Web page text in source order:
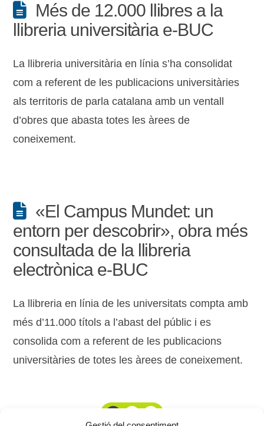
Més de 12.000 llibres a la
llibreria universitària e-BUC
La llibreria universitària en línia s’ha consolidat
com a referent de les publicacions universitàries
als territoris de parla catalana amb un ventall
d’obres que abasta totes les àrees de
coneixement.
«El Campus Mundet: un
entorn per descobrir», obra més
consultada de la llibreria
electrònica e-BUC
La llibreria en línia de les universitats compta amb
més d’11.000 títols a l’abast del públic i es
consolida com a referent de les publicacions
universitàries de totes les àrees de coneixement.